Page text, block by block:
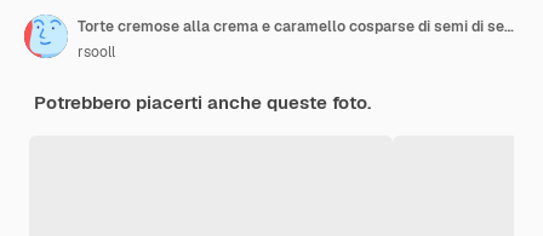
Torte cremose alla crema e caramello cosparse di semi di sesamo durante la preparazione del dolce torta a strati con semi di sesamo
rsooll
Potrebbero piacerti anche queste foto.